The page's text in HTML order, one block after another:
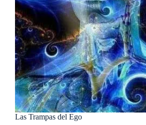
Las Trampas del Ego